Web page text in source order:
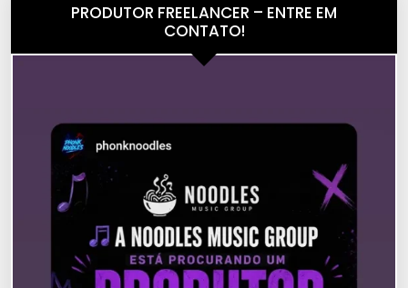
PRODUTOR FREELANCER – ENTRE EM
CONTATO!